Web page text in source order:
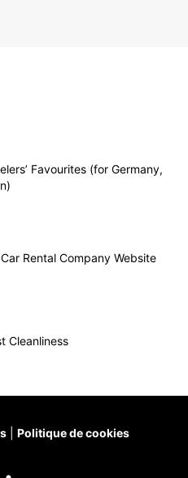
Favourites (for Germany,
Rental Company Website
Cleanliness
Politique de cookies